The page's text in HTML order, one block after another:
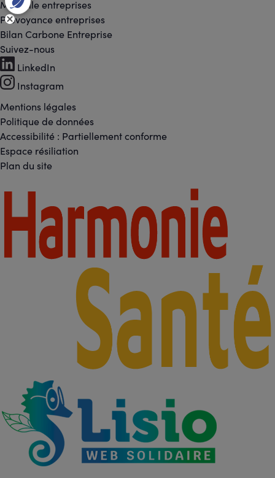
Mutuelle entreprises
Prévoyance entreprises
Bilan Carbone Entreprise
Footer
-
Réseaux
sociaux
Suivez-nous
LinkedIn
Instagram
Footer
-
Liens
légaux
Mentions légales
Politique de données
Accessibilité : Partiellement conforme
Espace résiliation
Plan du site
Footer
Partenaires